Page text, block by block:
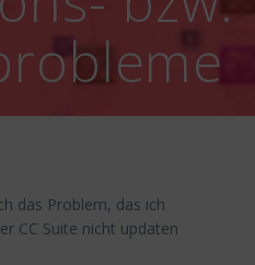
das Problem, das ich
CC Suite nicht updaten